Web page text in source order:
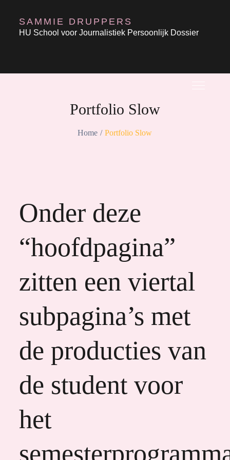
SAMMIE DRUPPERS
HU School voor Journalistiek Persoonlijk Dossier
Portfolio Slow
Home Portfolio Slow
Onder deze
“hoofdpagina”
zitten een viertal
subpagina’s met
de producties van
de student voor
het